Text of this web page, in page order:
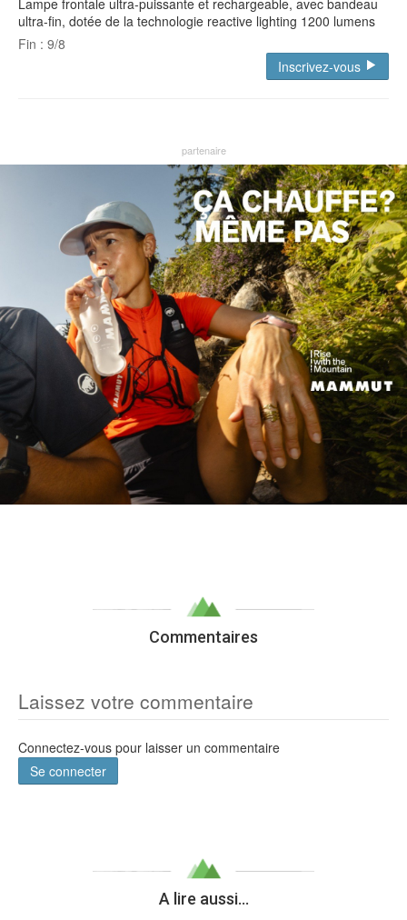
Lampe frontale ultra-puissante et rechargeable, avec bandeau
ultra-fin, dotée de la technologie reactive lighting 1200 lumens
Fin : 9/8
Inscrivez-vous
Commentaires
Laissez votre commentaire
Connectez-vous pour laisser un commentaire
Se connecter
A lire aussi...